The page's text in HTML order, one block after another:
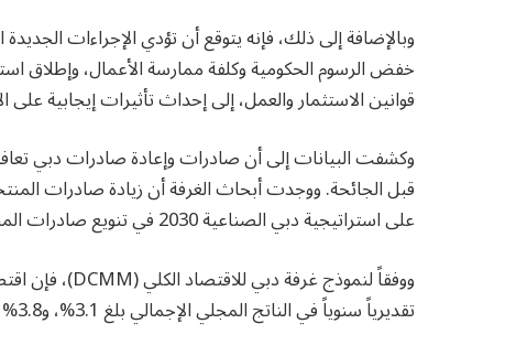
وبالإضافة إلى ذلك، فإنه يتوقع أن تؤدي الإجراءات
خفض الرسوم الحكومية وكلفة ممارسة الأعمال، وإطلاق
قوانين الاستثمار والعمل، إلى إحداث تأثيرات إيجابية
قبل الجائحة. ووجدت أبحاث الغرفة أن زيادة صادرات
على استراتيجية دبي الصناعية 2030 في تنويع صادرات المنتجات.
تقديرياً سنوياً في الناتج المجلي الإجمالي بلغ 3.1%، و3.8% في الناتج الإجمالي المحلي باستثناء القطاع النفطي.